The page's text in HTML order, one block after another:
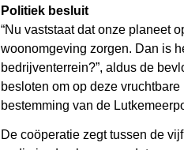
Politiek besluit
“Nu vaststaat dat onze planeet
woonomgeving zorgen. Dan is
bedrijventerrein?”, aldus de
besloten om op deze
bestemming van de
De coöperatie zegt tussen de